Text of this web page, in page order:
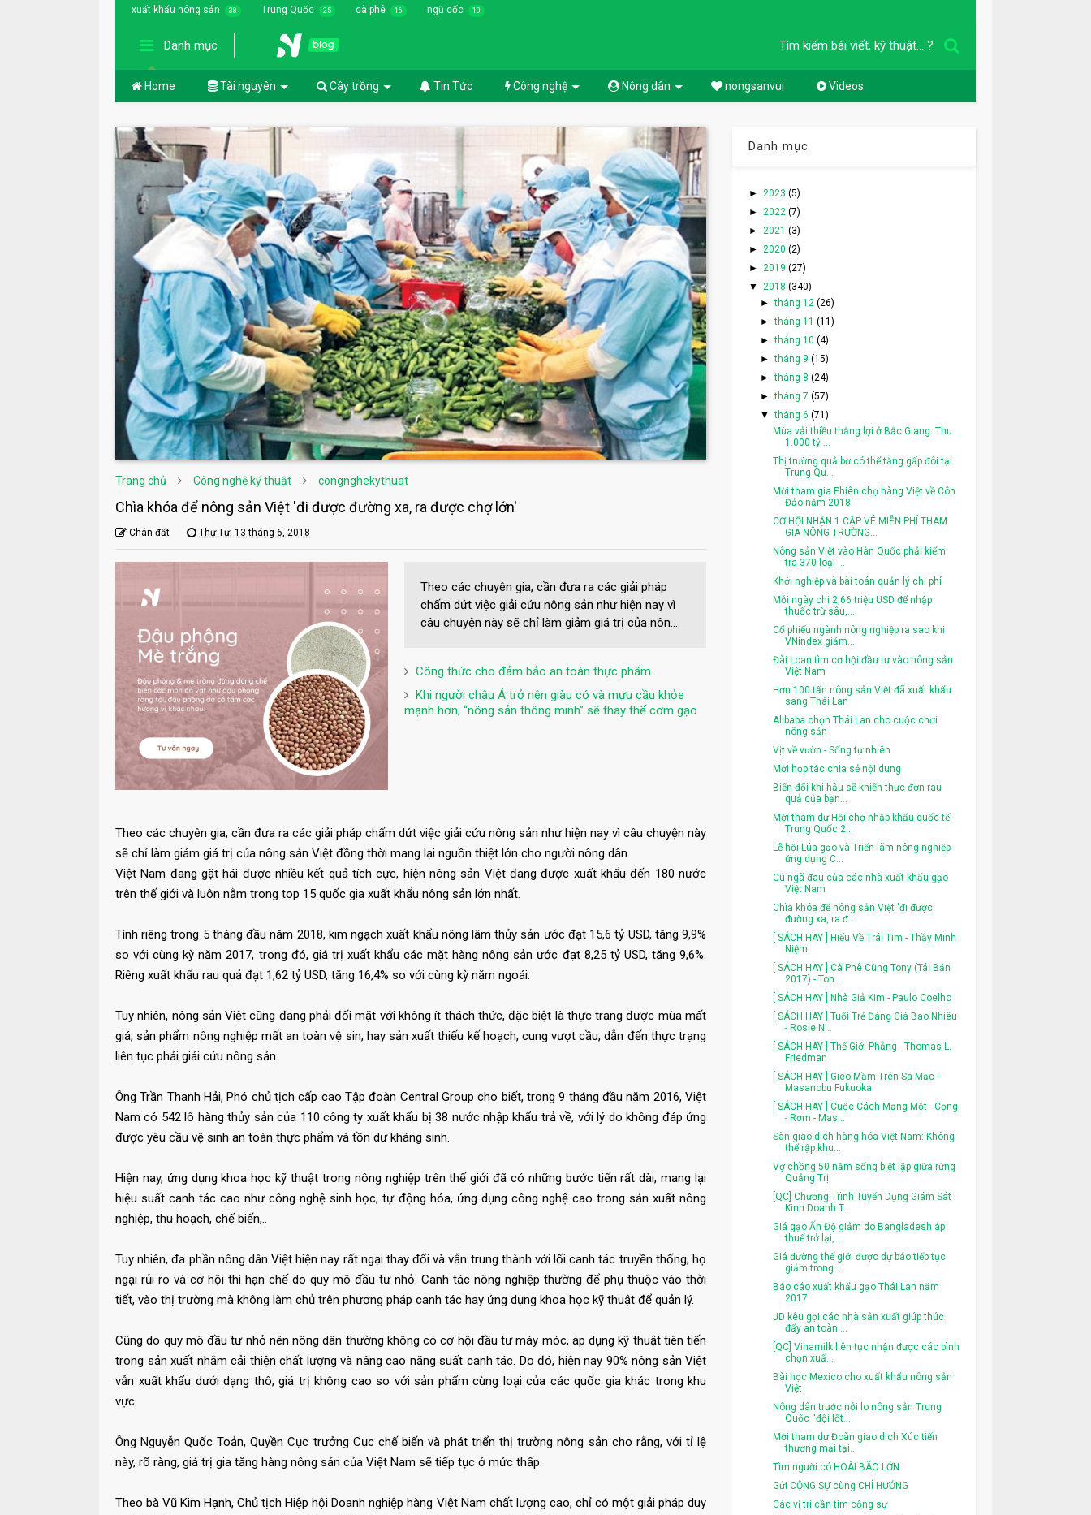
xuất khẩu nông sản 38 Trung Quốc 25 cà phê 16 ngũ cốc 10
Danh mục Tìm kiếm bài viết, kỹ thuật... ?
Home Tài nguyên Cây trồng Tin Tức Công nghệ Nông dân nongsanvui Videos
Trang chủ Công nghệ kỹ thuật congnghekythuat
Chìa khóa để nông sản Việt 'đi được đường xa, ra được chợ lớn'
Chân đất Thứ Tư, 13 tháng 6, 2018
Theo các chuyên gia, cần đưa ra các giải pháp
chấm dứt việc giải cứu nông sản như hiện nay vì
câu chuyện này sẽ chỉ làm giảm giá trị của nôn...
Công thức cho đảm bảo an toàn thực phẩm
Khi người châu Á trở nên giàu có và mưu cầu khỏe
mạnh hơn, “nông sản thông minh” sẽ thay thế cơm gạo
Theo các chuyên gia, cần đưa ra các giải pháp chấm dứt việc giải cứu nông sản như hiện nay vì câu chuyện này
sẽ chỉ làm giảm giá trị của nông sản Việt đồng thời mang lại nguồn thiệt lớn cho người nông dân.
Việt Nam đang gặt hái được nhiều kết quả tích cực, hiện nông sản Việt đang được xuất khẩu đến 180 nước
trên thế giới và luôn nằm trong top 15 quốc gia xuất khẩu nông sản lớn nhất.
Tính riêng trong 5 tháng đầu năm 2018, kim ngạch xuất khẩu nông lâm thủy sản ước đạt 15,6 tỷ USD, tăng 9,9%
so với cùng kỳ năm 2017, trong đó, giá trị xuất khẩu các mặt hàng nông sản ước đạt 8,25 tỷ USD, tăng 9,6%.
Riêng xuất khẩu rau quả đạt 1,62 tỷ USD, tăng 16,4% so với cùng kỳ năm ngoái.
Tuy nhiên, nông sản Việt cũng đang phải đối mặt với không ít thách thức, đặc biệt là thực trạng được mùa mất
giá, sản phẩm nông nghiệp mất an toàn vệ sin, hay sản xuất thiếu kế hoạch, cung vượt cầu, dẫn đến thực trạng
liên tục phải giải cứu nông sản.
Ông Trần Thanh Hải, Phó chủ tịch cấp cao Tập đoàn Central Group cho biết, trong 9 tháng đầu năm 2016, Việt
Nam có 542 lô hàng thủy sản của 110 công ty xuất khẩu bị 38 nước nhập khẩu trả về, với lý do không đáp ứng
được yêu cầu vệ sinh an toàn thực phẩm và tồn dư kháng sinh.
Hiện nay, ứng dụng khoa học kỹ thuật trong nông nghiệp trên thế giới đã có những bước tiến rất dài, mang lại
hiệu suất canh tác cao như công nghệ sinh học, tự động hóa, ứng dụng công nghệ cao trong sản xuất nông
nghiệp, thu hoạch, chế biến,..
Tuy nhiên, đa phần nông dân Việt hiện nay rất ngại thay đổi và vẫn trung thành với lối canh tác truyền thống, họ
ngại rủi ro và cơ hội thì hạn chế do quy mô đầu tư nhỏ. Canh tác nông nghiệp thường để phụ thuộc vào thời
tiết, vào thị trường mà không làm chủ trên phương pháp canh tác hay ứng dụng khoa học kỹ thuật để quản lý.
Cũng do quy mô đầu tư nhỏ nên nông dân thường không có cơ hội đầu tư máy móc, áp dụng kỹ thuật tiên tiến
trong sản xuất nhằm cải thiện chất lượng và nâng cao năng suất canh tác. Do đó, hiện nay 90% nông sản Việt
vẫn xuất khẩu dưới dạng thô, giá trị không cao so với sản phẩm cùng loại của các quốc gia khác trong khu
vực.
Ông Nguyễn Quốc Toản, Quyền Cục trưởng Cục chế biến và phát triển thị trường nông sản cho rằng, với tỉ lệ
này, rõ ràng, giá trị gia tăng hàng nông sản của Việt Nam sẽ tiếp tục ở mức thấp.
Theo bà Vũ Kim Hạnh, Chủ tịch Hiệp hội Doanh nghiệp hàng Việt Nam chất lượng cao, chỉ có một giải pháp duy
Danh mục
► 2023 (5)
► 2022 (7)
► 2021 (3)
► 2020 (2)
► 2019 (27)
▼ 2018 (340)
►tháng 12(26)
►tháng 11(11)
►tháng 10(4)
►tháng 9(15)
►tháng 8(24)
►tháng 7(57)
▼tháng 6(71)
Mùa vải thiều thắng lợi ở Bắc Giang: Thu
1.000 tỷ ...
Thị trường quả bơ có thể tăng gấp đôi tại
Trung Qu...
Mời tham gia Phiên chợ hàng Việt về Côn
Đảo năm 2018
CƠ HỘI NHẬN 1 CẶP VÉ MIỄN PHÍ THAM
GIA NÔNG TRƯỜNG...
Nông sản Việt vào Hàn Quốc phải kiểm
tra 370 loại ...
Khởi nghiệp và bài toán quản lý chi phí
Mỗi ngày chi 2,66 triệu USD để nhập
thuốc trừ sâu,...
Cổ phiếu ngành nông nghiệp ra sao khi
VNindex giảm...
Đài Loan tìm cơ hội đầu tư vào nông sản
Việt Nam
Hơn 100 tấn nông sản Việt đã xuất khẩu
sang Thái Lan
Alibaba chọn Thái Lan cho cuộc chơi
nông sản
Vịt về vườn - Sống tự nhiên
Mời họp tác chia sẻ nội dung
Biến đổi khí hậu sẽ khiến thực đơn rau
quả của bạn...
Mời tham dự Hội chợ nhập khẩu quốc tế
Trung Quốc 2...
Lễ hội Lúa gạo và Triển lãm nông nghiệp
ứng dụng C...
Cú ngã đau của các nhà xuất khẩu gạo
Việt Nam
Chìa khóa để nông sản Việt 'đi được
đường xa, ra đ...
[ SÁCH HAY ] Hiểu Về Trái Tim - Thầy Minh
Niệm
[ SÁCH HAY ] Cà Phê Cùng Tony (Tái Bản
2017) - Ton...
[ SÁCH HAY ] Nhà Giả Kim - Paulo Coelho
[ SÁCH HAY ] Tuổi Trẻ Đáng Giá Bao Nhiêu
- Rosie N...
[ SÁCH HAY ] Thế Giới Phẳng - Thomas L.
Friedman
[ SÁCH HAY ] Gieo Mầm Trên Sa Mạc -
Masanobu Fukuoka
[ SÁCH HAY ] Cuộc Cách Mạng Một - Cọng
- Rơm - Mas...
Sàn giao dịch hàng hóa Việt Nam: Không
thể rập khu...
Vợ chồng 50 năm sống biệt lập giữa rừng
Quảng Trị
[QC] Chương Trình Tuyển Dụng Giám Sát
Kinh Doanh T...
Giá gạo Ấn Độ giảm do Bangladesh áp
thuế trở lại, ...
Giá đường thế giới được dự báo tiếp tục
giảm trong...
Báo cáo xuất khẩu gạo Thái Lan năm
2017
JD kêu gọi các nhà sản xuất giúp thúc
đẩy an toàn ...
[QC] Vinamilk liên tục nhận được các bình
chọn xuấ...
Bài học Mexico cho xuất khẩu nông sản
Việt
Nông dân trước nỗi lo nông sản Trung
Quốc “đội lốt...
Mời tham dự Đoàn giao dịch Xúc tiến
thương mại tại...
Tìm người có HOÀI BÃO LỚN
Gửi CỘNG SỰ cùng CHÍ HƯỚNG
Các vị trí cần tìm cộng sự